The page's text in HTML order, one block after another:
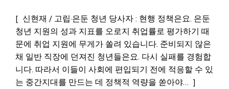
[ 신현재 / 고립·은둔 청년 당사자 : 현행 정책은요. 은둔
청년 지원의 성과 지표를 오로지 취업률로 평가하기 때
문에 취업 지원에 무게가 쏠려 있습니다. 준비되지 않은
채 일반 직장에 던져진 청년들은요. 다시 실패를 경험합
니다. 따라서 이들이 사회에 편입되기 전에 적응할 수 있
는 중간지대를 만드는 데 정책적 역량을 쏟아야… ]